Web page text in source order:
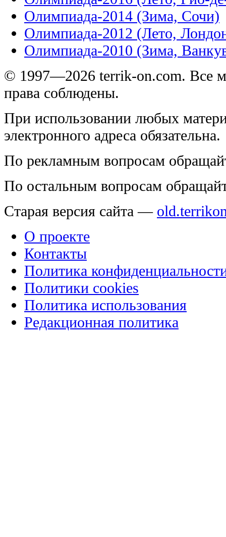
Олимпиада-2014 (Зима, Сочи)
Олимпиада-2012 (Лето,
Олимпиада-2010 (Зима,
© 1997—2026 terrik-on.com. Все
права соблюдены.
При использовании любых
электронного адреса обязательна.
По рекламным вопросам
По остальным вопросам
Старая версия сайта —
О проекте
Контакты
Политика
Политики cookies
Политика использования
Редакционная политика